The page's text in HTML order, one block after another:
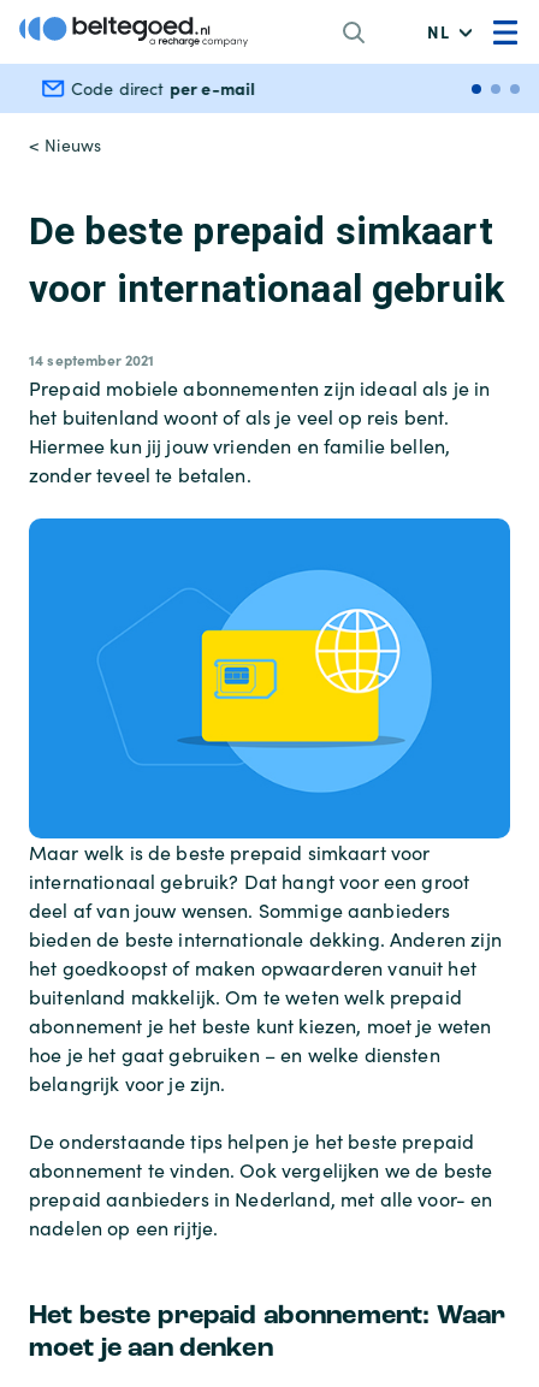
NL
Code directper e-mail
< Nieuws
De beste prepaid simkaart
voor internationaal gebruik
14 september 2021
Prepaid mobiele abonnementen zijn ideaal als je in
het buitenland woont of als je veel op reis bent.
Hiermee kun jij jouw vrienden en familie bellen,
zonder teveel te betalen.
Maar welk is de beste prepaid simkaart voor
internationaal gebruik? Dat hangt voor een groot
deel af van jouw wensen. Sommige aanbieders
bieden de beste internationale dekking. Anderen zijn
het goedkoopst of maken opwaarderen vanuit het
buitenland makkelijk. Om te weten welk prepaid
abonnement je het beste kunt kiezen, moet je weten
hoe je het gaat gebruiken – en welke diensten
belangrijk voor je zijn.
De onderstaande tips helpen je het beste prepaid
abonnement te vinden. Ook vergelijken we de beste
prepaid aanbieders in Nederland, met alle voor- en
nadelen op een rijtje.
Het beste prepaid abonnement: Waar
moet je aan denken